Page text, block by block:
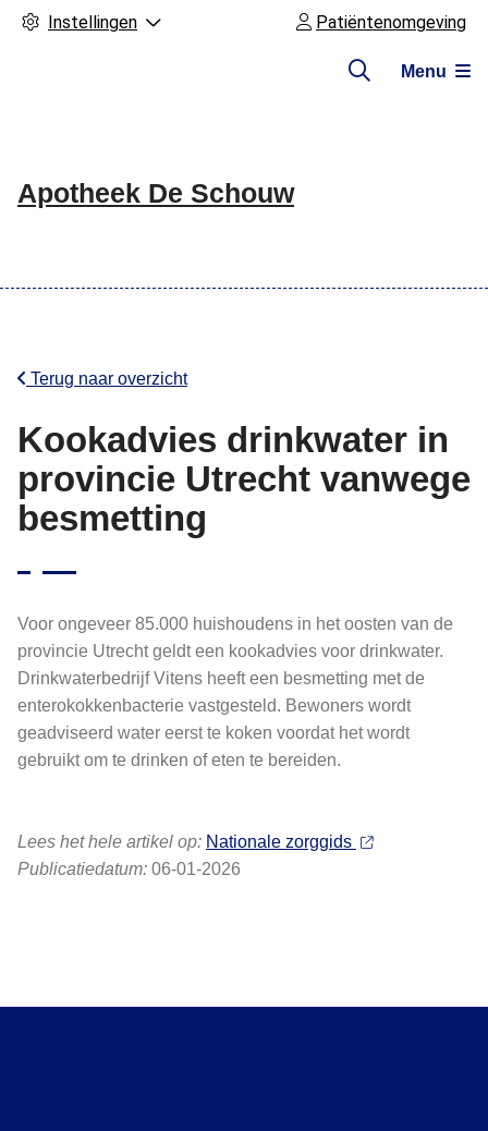
Instellingen Patiëntenomgeving
Apotheek De Schouw
Menu
Terug naar overzicht
Kookadvies drinkwater in
provincie Utrecht vanwege
besmetting
Voor ongeveer 85.000 huishoudens in het oosten van de
provincie Utrecht geldt een kookadvies voor drinkwater.
Drinkwaterbedrijf Vitens heeft een besmetting met de
enterokokkenbacterie vastgesteld. Bewoners wordt
geadviseerd water eerst te koken voordat het wordt
gebruikt om te drinken of eten te bereiden.
Lees het hele artikel op: Nationale zorggids
Publicatiedatum: 06-01-2026